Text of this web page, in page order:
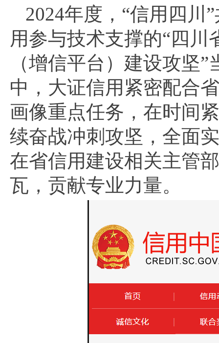
2024年度，“信用四川
用参与技术支撑的“四
（增信平台）建设攻坚
中，大证信用紧密配合
画像重点任务，在时间
续奋战冲刺攻坚，全面
在省信用建设相关主管
瓦，贡献专业力量。